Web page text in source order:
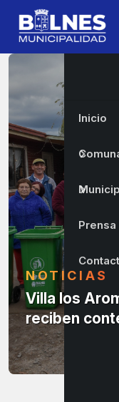
NOTICIAS
Villa los
reciben
Inicio
Prensa